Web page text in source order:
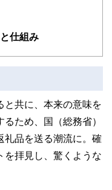
問題カウンセラーの資格を
る難しさ」を目のあたりに
からだと心とお金』の幸
実。「もっとやさしく、わ
たい」という想いから、
提案業務を行っている。
スマルシェ』
仕組み
と共に、本来の意味を
ため、国（総務省）
礼品を送る潮流に。確
を拝見し、驚くような